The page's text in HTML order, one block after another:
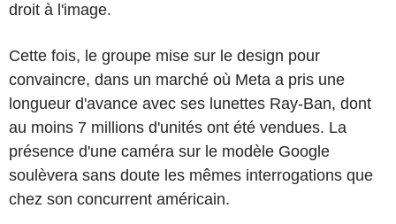
droit à l'image.
Cette fois, le groupe mise sur le design pour
convaincre, dans un marché où Meta a pris une
longueur d'avance avec ses lunettes Ray-Ban, dont
au moins 7 millions d'unités ont été vendues. La
présence d'une caméra sur le modèle Google
soulèvera sans doute les mêmes interrogations que
chez son concurrent américain.